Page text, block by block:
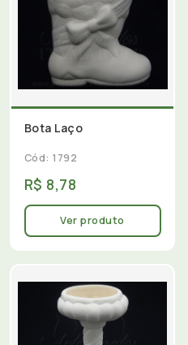
Bota Laço
Cód: 1792
R$ 8,78
Ver produto